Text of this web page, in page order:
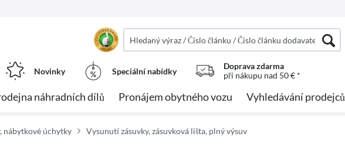
Novinky Speciální nabídky
Doprava zdarma
při nákupu nad 50 € *
náhradních dílů Pronájem obytného vozu Vyhledávání prodejců
nábytkové úchytky Vysunutí zásuvky, zásuvková lišta, plný výsuv